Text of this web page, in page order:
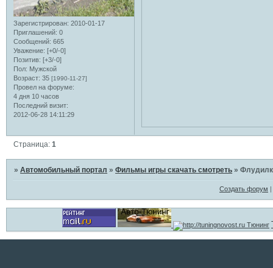
Зарегистрирован: 2010-01-17
Приглашений: 0
Сообщений: 665
Уважение: [+0/-0]
Позитив: [+3/-0]
Пол: Мужской
Возраст: 35 [1990-11-27]
Провел на форуме:
4 дня 10 часов
Последний визит:
2012-06-28 14:11:29
Страница:1
»Автомобильный портал »Фильмы игры скачать смотреть »
Создать форум